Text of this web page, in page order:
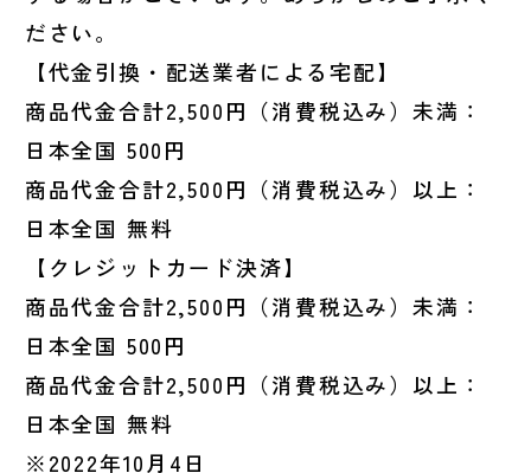
ださい。
【代金引換・配送業者による宅配】
商品代金合計2,500円（消費税込み）未満：
日本全国 500円
商品代金合計2,500円（消費税込み）以上：
日本全国 無料
【クレジットカード決済】
商品代金合計2,500円（消費税込み）未満：
日本全国 500円
商品代金合計2,500円（消費税込み）以上：
日本全国 無料
※2022年10月4日